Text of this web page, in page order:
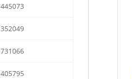
445073
352049
731066
405795